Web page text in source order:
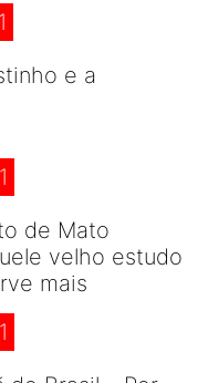
e a
de Mato
velho estudo
mais